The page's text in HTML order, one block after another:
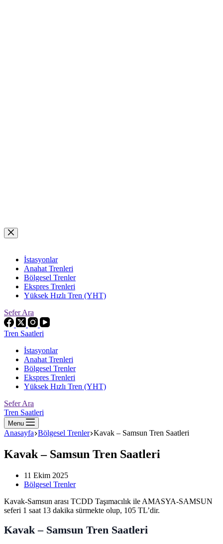
Skip
to
İstasyonlar
Anahat Trenleri
Bölgesel Trenler
Ekspres Trenleri
Yüksek Hızlı Tren (YHT)
Sefer Ara
Tren Saatleri
İstasyonlar
Anahat Trenleri
Bölgesel Trenler
Ekspres Trenleri
Yüksek Hızlı Tren (YHT)
Sefer Ara
Tren Saatleri
Menu
Anasayfa Bölgesel Trenler Kavak – Samsun Tren Saatleri
Kavak – Samsun Tren Saatleri
11 Ekim 2025
Bölgesel Trenler
Kavak-Samsun arası TCDD Taşımacılık ile AMASYA-SAMSUN
seferi 1 saat 13 dakika sürmekte olup, 105 TL’dir.
Kavak – Samsun Tren Saatleri